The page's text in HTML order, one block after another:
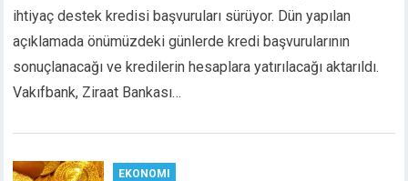
Panel
Panel
Panel
Panel
Panel
Panel
ihtiyaç destek kredisi başvuruları sürüyor. Dün yapılan
açıklamada önümüzdeki günlerde kredi başvurularının
sonuçlanacağı ve kredilerin hesaplara yatırılacağı aktarıldı.
Vakıfbank, Ziraat Bankası…
EKONOMI